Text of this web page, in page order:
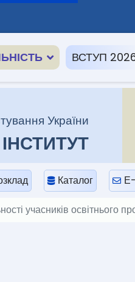
ВСТУП
України
Каталог
учасників освітнього